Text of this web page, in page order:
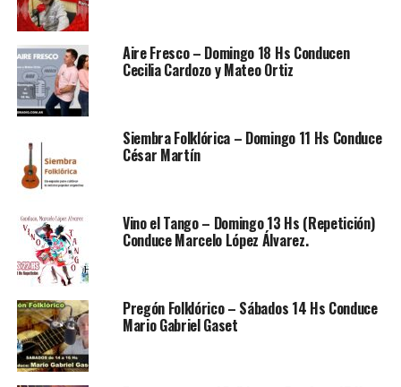
Aire Fresco – Domingo 18 Hs Conducen
Cecilia Cardozo y Mateo Ortiz
Siembra Folklórica – Domingo 11 Hs Conduce
César Martín
Vino el Tango – Domingo 13 Hs (Repetición)
Conduce Marcelo López Álvarez.
Pregón Folklórico – Sábados 14 Hs Conduce
Mario Gabriel Gaset